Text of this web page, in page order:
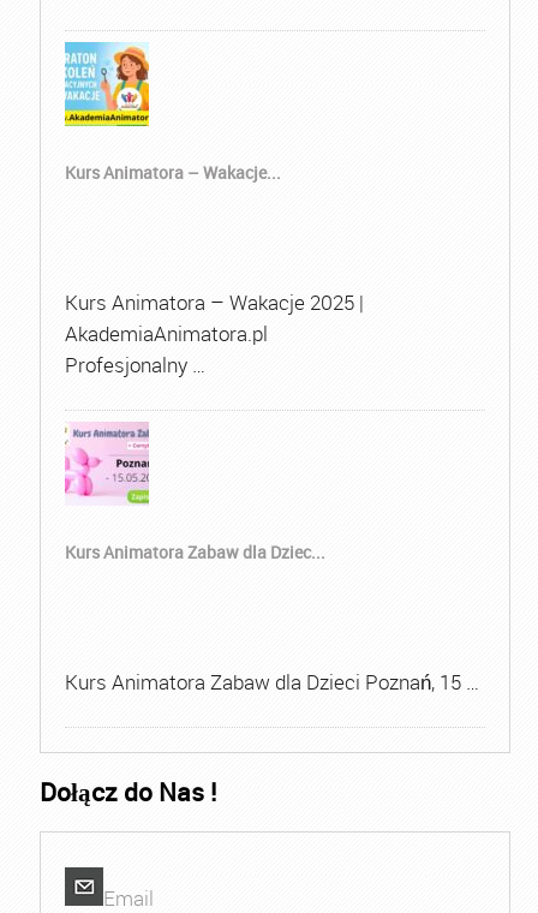
Kurs Animatora – Wakacje...
Kurs Animatora – Wakacje 2025 |
AkademiaAnimatora.pl
Profesjonalny …
Kurs Animatora Zabaw dla Dziec...
Kurs Animatora Zabaw dla Dzieci Poznań, 15 …
Dołącz do Nas !
Email